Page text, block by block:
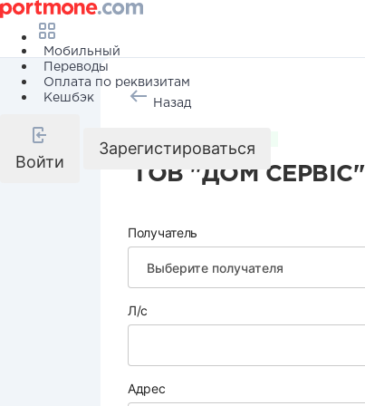
Мобильный
Переводы
Оплата по реквизитам
Кешбэк
Войти
Зарегистироваться
Назад
ТОВ "ДОМ СЕРВІС"
Получатель
Л/с
Адрес